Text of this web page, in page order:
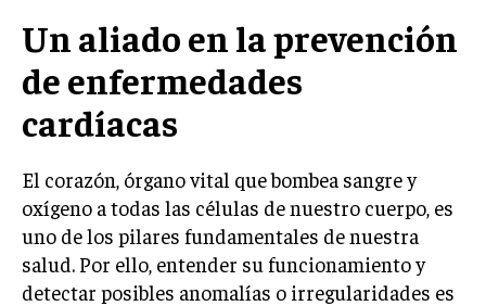
Un aliado en la prevención
de enfermedades
cardíacas
El corazón, órgano vital que bombea sangre y
oxígeno a todas las células de nuestro cuerpo, es
uno de los pilares fundamentales de nuestra
salud. Por ello, entender su funcionamiento y
detectar posibles anomalías o irregularidades es